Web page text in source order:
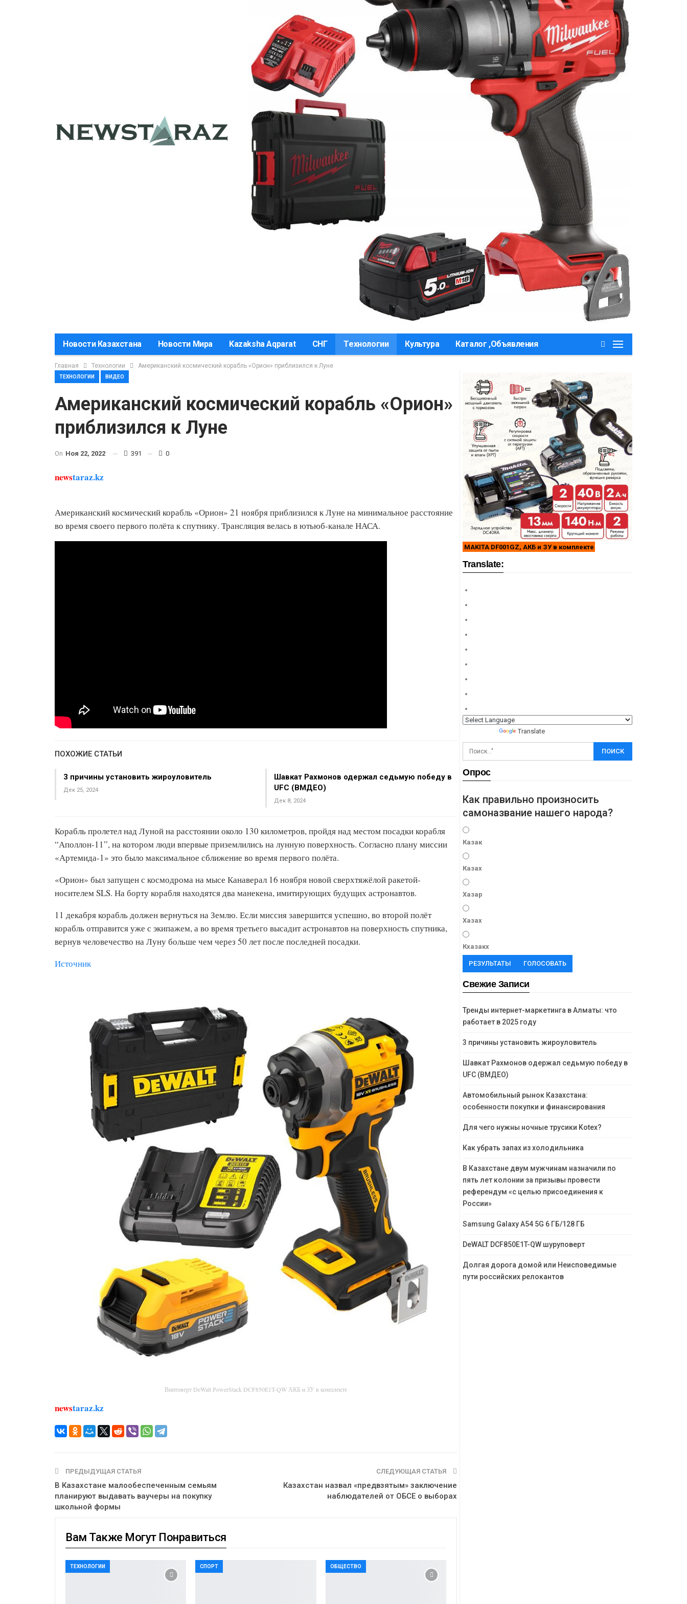
Новости Казахстана Новости Мира Kazaksha Aqparat СНГ Технологии Культура Каталог ,Объявления
Главная Технологии Американский космический корабль «Орион» приблизился к Луне
ТЕХНОЛОГИИ ВИДЕО
Американский космический корабль «Орион»
приблизился к Луне
On Ноя 22, 2022 391 0
newstaraz.kz
Американский космический корабль «Орион» 21 ноября приблизился к Луне на минимальное расстояние
во время своего первого полёта к спутнику. Трансляция велась в ютьюб-канале НАСА.
ПОХОЖИЕ СТАТЬИ
3 причины установить жироуловитель
Дек 25, 2024
Шавкат Рахмонов одержал седьмую победу в
UFC (ВМДЕО)
Дек 8, 2024
Корабль пролетел над Луной на расстоянии около 130 километров, пройдя над местом посадки корабля
“Аполлон-11”, на котором люди впервые приземлились на лунную поверхность. Согласно плану миссии
«Артемида-1» это было максимальное сближение во время первого полёта.
«Орион» был запущен с космодрома на мысе Канаверал 16 ноября новой сверхтяжёлой ракетой-
носителем SLS. На борту корабля находятся два манекена, имитирующих будущих астронавтов.
11 декабря корабль должен вернуться на Землю. Если миссия завершится успешно, во второй полёт
корабль отправится уже с экипажем, а во время третьего высадит астронавтов на поверхность спутника,
вернув человечество на Луну больше чем через 50 лет после последней посадки.
Источник
Винтоверт DeWalt PowerStack DCF850E1T-QW АКБ и ЗУ в комплекте
newstaraz.kz
ПРЕДЫДУЩАЯ СТАТЬЯ
В Казахстане малообеспеченным семьям
планируют выдавать ваучеры на покупку
школьной формы
СЛЕДУЮЩАЯ СТАТЬЯ
Казахстан назвал «предвзятым» заключение
наблюдателей от ОБСЕ о выборах
Вам Также Могут Понравиться
ТЕХНОЛОГИИ СПОРТ ОБЩЕСТВО
MAKITA DF001GZ, АКБ и ЗУ в комплекте
Translate:
Translate
Опрос
Как правильно произносить
самоназвание нашего народа?
Казак
Казах
Хазар
Хазах
Кхазакх
РЕЗУЛЬТАТЫ ГОЛОСОВАТЬ
Свежие Записи
Тренды интернет-маркетинга в Алматы: что
работает в 2025 году
3 причины установить жироуловитель
Шавкат Рахмонов одержал седьмую победу в
UFC (ВМДЕО)
Автомобильный рынок Казахстана:
особенности покупки и финансирования
Для чего нужны ночные трусики Kotex?
Как убрать запах из холодильника
В Казахстане двум мужчинам назначили по
пять лет колонии за призывы провести
референдум «с целью присоединения к
России»
Samsung Galaxy A54 5G 6 ГБ/128 ГБ
DeWALT DCF850E1T-QW шуруповерт
Долгая дорога домой или Неисповедимые
пути российских релокантов